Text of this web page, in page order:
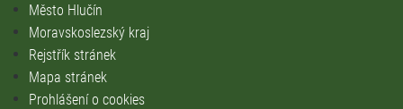
Město Hlučín
Moravskoslezský kraj
Rejstřík stránek
Mapa stránek
Prohlášení o cookies